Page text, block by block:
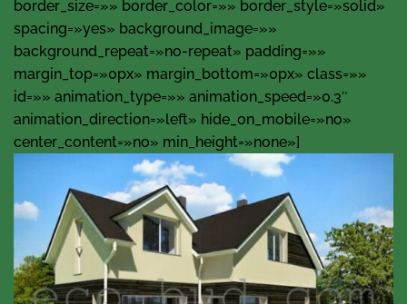
border_size=»» border_color=»» border_style=»solid»
spacing=»yes» background_image=»»
background_repeat=»no-repeat» padding=»»
margin_top=»0px» margin_bottom=»0px» class=»»
id=»» animation_type=»» animation_speed=»0.3″
animation_direction=»left» hide_on_mobile=»no»
center_content=»no» min_height=»none»]